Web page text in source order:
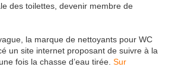
des toilettes, devenir membre de
la marque de nettoyants pour WC
un site internet proposant de suivre à la
fois la chasse d’eau tirée. Sur